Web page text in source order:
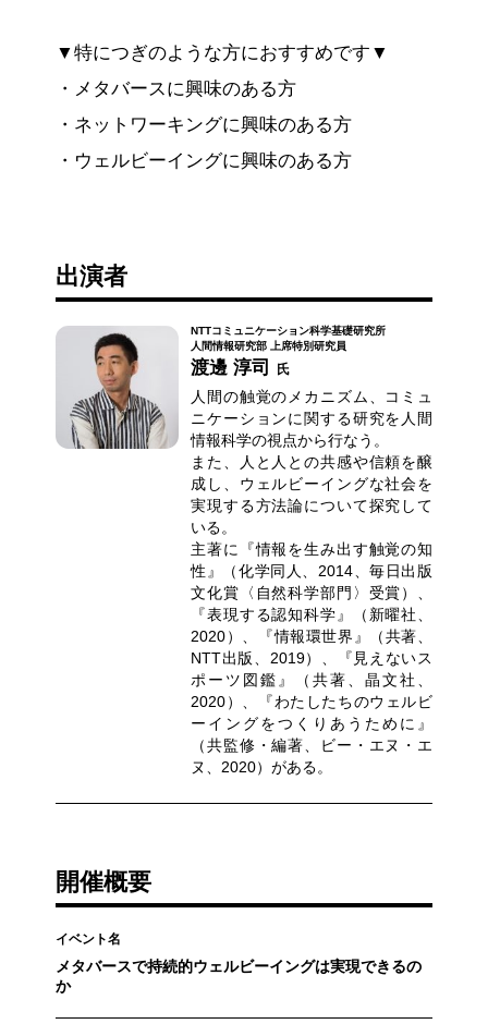
▼特につぎのような方におすすめです▼
・メタバースに興味のある方
・ネットワーキングに興味のある方
・ウェルビーイングに興味のある方
出演者
NTTコミュニケーション科学基礎研究所
人間情報研究部 上席特別研究員
渡邊 淳司 氏
人間の触覚のメカニズム、コミュ
ニケーションに関する研究を人間
情報科学の視点から行なう。
また、人と人との共感や信頼を醸
成し、ウェルビーイングな社会を
実現する方法論について探究して
いる。
主著に『情報を生み出す触覚の知
性』（化学同人、2014、毎日出版
文化賞〈自然科学部門〉受賞）、
『表現する認知科学』（新曜社、
2020）、『情報環世界』（共著、
NTT出版、2019）、『見えないス
ポーツ図鑑』（共著、晶文社、
2020）、『わたしたちのウェルビ
ーイングをつくりあうために』
（共監修・編著、ビー・エヌ・エ
ヌ、2020）がある。
開催概要
イベント名
メタバースで持続的ウェルビーイングは実現できるの
か